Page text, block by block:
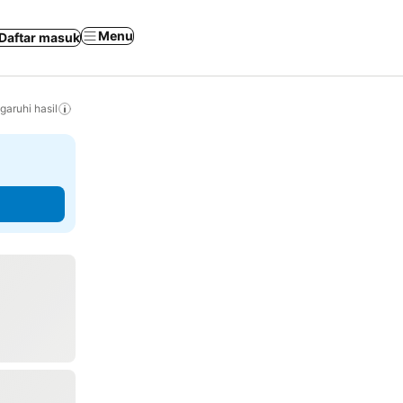
masuk Menu
hasil